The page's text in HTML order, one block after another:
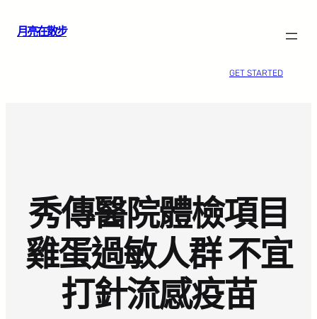
月亮在散步
GET STARTED
秀傳醫院體檢項目
雞蛋過敏人群 不宜
打針流感疫苗